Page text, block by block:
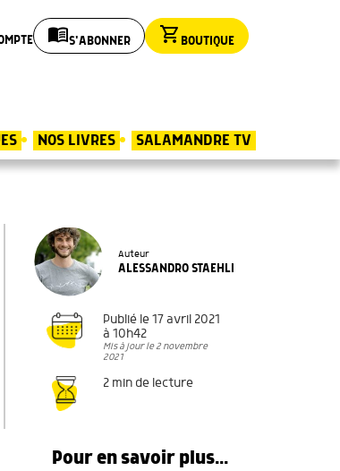
menu_bookS'ABONNER shopping_cart BOUTIQUE
NOS LIVRES SALAMANDRE TV
Auteur
ALESSANDRO STAEHLI
Publié le 17 avril 2021
à 10h42
Mis à jour le 2 novembre
2021
2 min de lecture
Pour en savoir plus...